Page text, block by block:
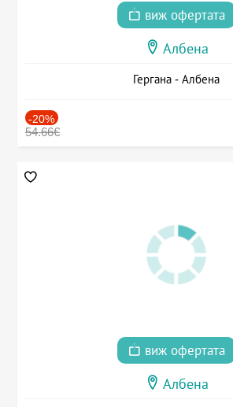
виж офертата
Албена
Гергана - Албена
-20%
54.66€
виж офертата
Албена